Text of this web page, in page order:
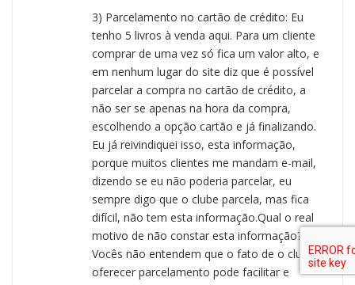
3) Parcelamento no cartão de crédito: Eu
tenho 5 livros à venda aqui. Para um cliente
comprar de uma vez só fica um valor alto, e
em nenhum lugar do site diz que é possível
parcelar a compra no cartão de crédito, a
não ser se apenas na hora da compra,
escolhendo a opção cartão e já finalizando.
Eu já reivindiquei isso, esta informação,
porque muitos clientes me mandam e-mail,
dizendo se eu não poderia parcelar, eu
sempre digo que o clube parcela, mas fica
difícil, não tem esta informação.Qual o real
motivo de não constar esta informação?
Vocês não entendem que o fato de o clube
oferecer parcelamento pode facilitar e